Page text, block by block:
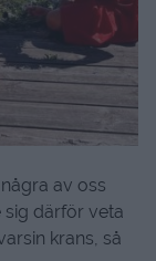
av oss
därför veta
krans, så